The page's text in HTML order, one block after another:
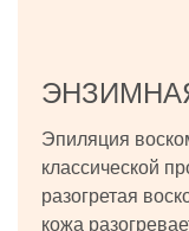
Эпиляция
классической
разогретая
кожа